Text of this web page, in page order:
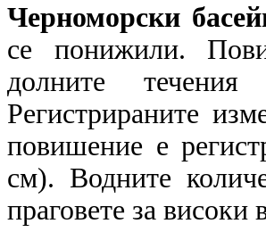
Черноморски
се понижили.
долните
Регистрираните
повишение е
см). Водните
праговете за високи